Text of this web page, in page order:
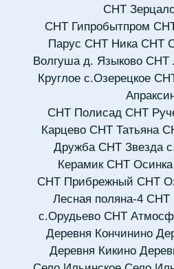
СНТ
СНТ Гипробытпром
Парус СНТ Ника СНТ
Волгуша д. Языково СНТ
Круглое с.Озерецкое
СНТ Полисад СНТ
Карцево СНТ Татьяна
Дружба СНТ Звезда
Керамик СНТ Осинка
СНТ Прибрежный СНТ
Лесная поляна-4 СНТ
с.Орудьево СНТ
Деревня Кончинино
Деревня Кикино